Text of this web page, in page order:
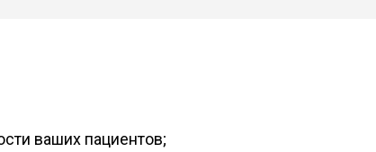
ваших пациентов;